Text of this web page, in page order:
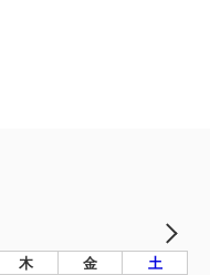
木 金 土